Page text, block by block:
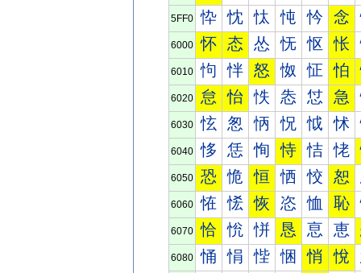
5FF0 忰 忱 忲 忳 忴 念
6000 怀 态 怂 怃 怄 怅
6010 怐 怑 怒 怓 怔 怕
6020 怠 怡 怢 怣 怤 急
6030 怰 怱 怲 怳 怴 怵
6040 恀 恁 恂 恃 恄 恅
6050 恐 恑 恒 恓 恔 恕
6060 恠 恡 恢 恣 恤 恥
6070 恰 恱 恲 恳 恴 恵
6080 悀 悁 悂 悃 悄 悅